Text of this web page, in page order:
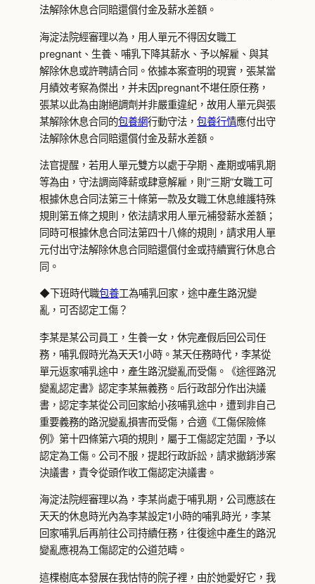
法解除休息合同賠還償付金及薪水差額。
海淀法院經審理以為，用人單元不得因女職工
pregnant、生養、哺乳下降其薪水、予以解雇、與其
解除休息或許聘請合同。依據本案查明的現實，張某當
月績效考察為傑出，并未因pregnant不堪任原任務，
張某以此為由謝絕調劑并非嚴重違紀，故用人單元與張
某解除休息合同的包養網行動守法， 包養行情應付出守
法解除休息合同賠還償付金及薪水差額。
法官提醒，若用人單元雙方以處于孕期、產期或哺乳期
等為由，守法調崗降薪或肆意解雇，則“三期”女職工可
根據休息合同法第三十條第一款及女職工休息維護特殊
規則第五條之規則，依法請求用人單元補發薪水差額；
同時可根據休息合同法第四十八條的規則，請求用人單
元付出守法解除休息合同賠還償付金或持續實行休息合
同。
◆下班時代職包養工為哺乳回家，途中產生路況變
亂，可否認定工傷？
李某是某公司員工，生養一女，休完產假后回公司任
務，哺乳假時光為天天1小時。某天任務時代，李某從
單元返家哺乳途中，產生路況變亂而受傷。《途徑路況
變亂認定書》認定李某無義務。后行政部分作出決議
書，認定李某從公司回家給小孩哺乳途中，遭到非自己
重要義務的路況變亂損害而受傷，合適《工傷保險條
例》第十四條第六項的規則，屬于工傷認定范圍，予以
認定為工傷。公司不服，提起行政訴訟，請求撤銷涉案
決議書，責令從頭作收工傷認定決議書。
海淀法院經審理以為，李某尚處于哺乳期，公司應該在
天天的休息時光內為李某設定1小時的哺乳時光，李某
回家哺乳后再前往公司持續任務，往復途中產生的路況
變亂應視為工傷認定的公道范疇。
這棵樹底本發展在我怙恃的院子裡，由於她愛好它，我